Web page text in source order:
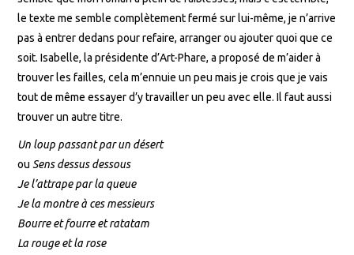
le texte me semble complètement fermé sur lui-même, je n’arrive
pas à entrer dedans pour refaire, arranger ou ajouter quoi que ce
soit. Isabelle, la présidente d’Art-Phare, a proposé de m’aider à
trouver les failles, cela m’ennuie un peu mais je crois que je vais
tout de même essayer d’y travailler un peu avec elle. Il faut aussi
trouver un autre titre.
Un loup passant par un désert
ou Sens dessus dessous
Je l’attrape par la queue
Je la montre à ces messieurs
Bourre et fourre et ratatam
La rouge et la rose